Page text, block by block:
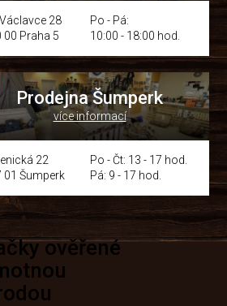
28
00 Praha 5
Po - Pá:
10:00 - 18:00 hod.
Prodejna Šumperk
více informací
22
01 Šumperk
Po - Čt: 13 - 17 hod.
Pá: 9 - 17 hod.
ověřené